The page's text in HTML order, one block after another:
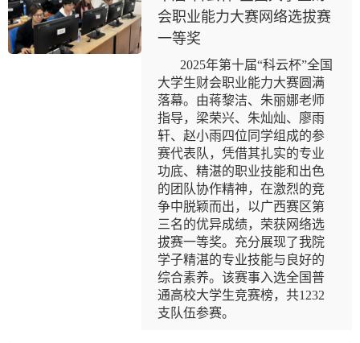
会职业能力大赛网络选拔赛
一等奖
2025年第十届“科云杯”全国
大学生财会职业能力大赛圆满
落幕。由蒋黎洁、朱丽娜老师
指导，梁荣兴、朱灿灿、廖雨
轩、赵小雨四位同学组成的参
赛代表队，凭借其扎实的专业
功底、精湛的职业技能和出色
的团队协作精神，在激烈的竞
争中脱颖而出，以广西赛区第
三名的优异成绩，荣获网络选
拔赛一等奖。充分展现了我院
学子精湛的专业技能与良好的
综合素养。该赛事入选全国普
通高校大学生竞赛榜，共1232
支队伍参赛。